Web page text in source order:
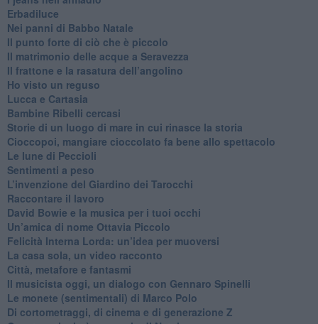
Erbadiluce
Nei panni di Babbo Natale
​Il punto forte di ciò che è piccolo
​Il matrimonio delle acque a Seravezza
​Il frattone e la rasatura dell’angolino
​Ho visto un reguso
Lucca e Cartasia
Bambine Ribelli cercasi
Storie di un luogo di mare in cui rinasce la storia
Cioccopoi, mangiare cioccolato fa bene allo spettacolo
​Le lune di Peccioli
​Sentimenti a peso
​L’invenzione del Giardino dei Tarocchi
​Raccontare il lavoro
David Bowie e la musica per i tuoi occhi
Un’amica di nome Ottavia Piccolo
​Felicità Interna Lorda: un’idea per muoversi
​La casa sola, un video racconto
​Città, metafore e fantasmi
Il musicista oggi, un dialogo con Gennaro Spinelli
Le monete (sentimentali) di Marco Polo
​Di cortometraggi, di cinema e di generazione Z